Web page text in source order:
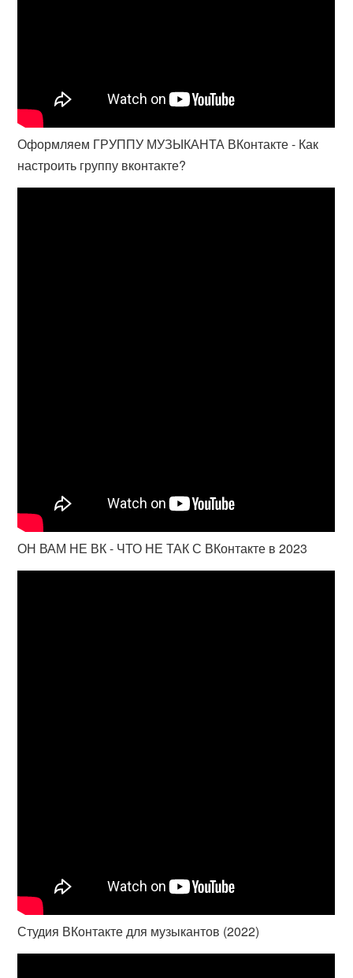
Оформляем ГРУППУ МУЗЫКАНТА ВКонтакте - Как
настроить группу вконтакте?
ОН ВАМ НЕ ВК - ЧТО НЕ ТАК С ВКонтакте в 2023
Студия ВКонтакте для музыкантов (2022)